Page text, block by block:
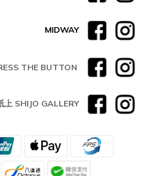
MIDWAY
THE BUTTON
上 SHIJO GALLERY